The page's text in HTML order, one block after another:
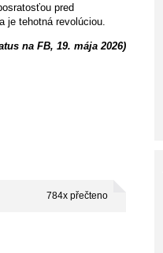
pred
tehotná revolúciou.
na FB, 19. mája 2026)
784x přečteno